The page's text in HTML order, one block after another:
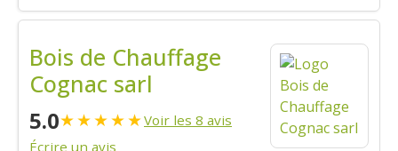
Bois de Chauffage
Cognac sarl
5.0★★★★★Voir les 8 avis
Écrire un avis